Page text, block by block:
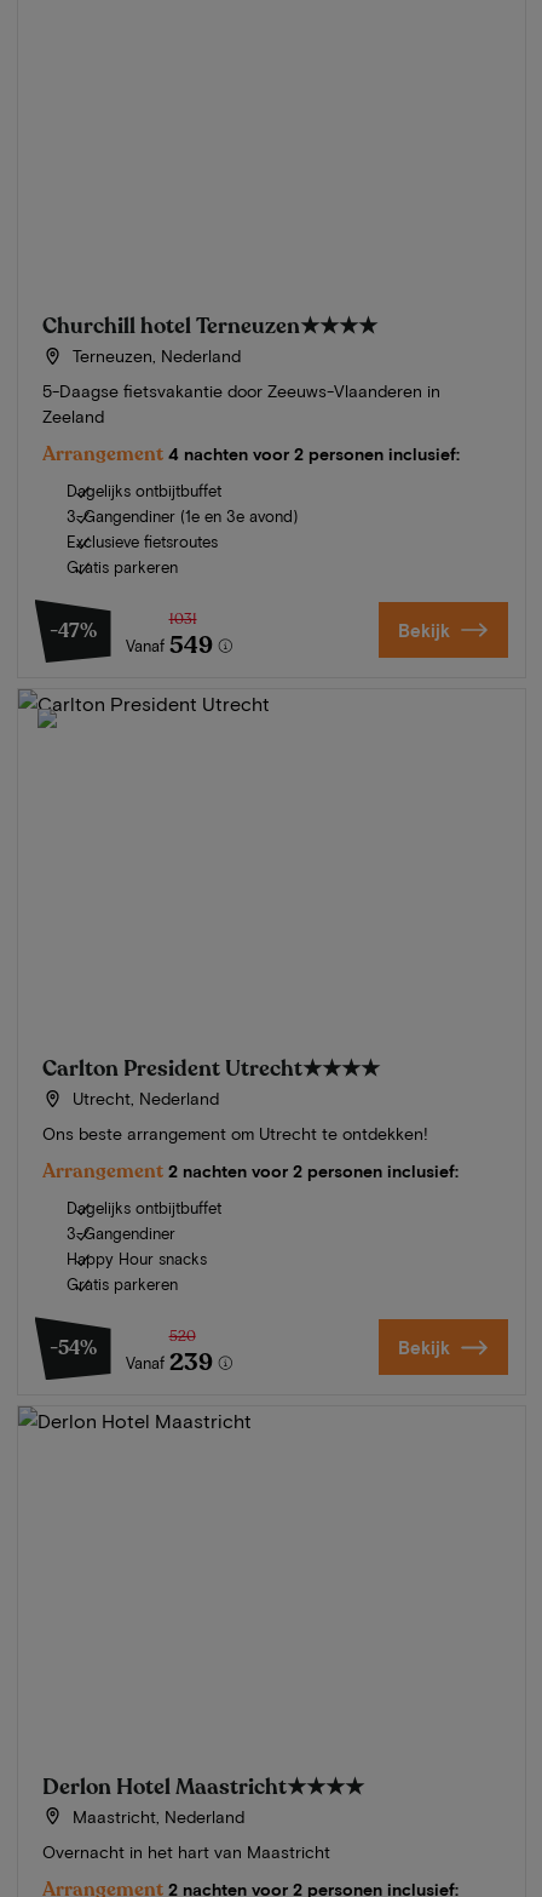
Churchill hotel Terneuzen★★★★
Terneuzen, Nederland
5-Daagse fietsvakantie door Zeeuws-Vlaanderen in
Zeeland
Arrangement 4 nachten voor 2 personen inclusief:
Dagelijks ontbijtbuffet
3-Gangendiner (1e en 3e avond)
Exclusieve fietsroutes
Gratis parkeren
-47%
Vanaf
1031
549 Bekijk
Carlton President Utrecht★★★★
Utrecht, Nederland
Ons beste arrangement om Utrecht te ontdekken!
Arrangement 2 nachten voor 2 personen inclusief:
Dagelijks ontbijtbuffet
3-Gangendiner
Happy Hour snacks
Gratis parkeren
-54%
Vanaf
520
239 Bekijk
Derlon Hotel Maastricht★★★★
Maastricht, Nederland
Overnacht in het hart van Maastricht
Arrangement 2 nachten voor 2 personen inclusief: